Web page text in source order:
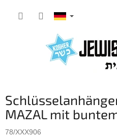
Inhalt
MAZAL mit
78/XXX906